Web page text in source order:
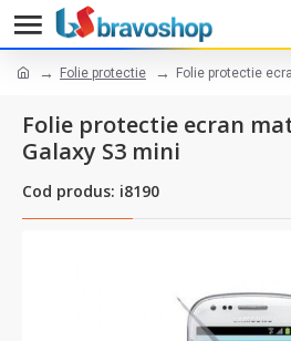
Folie protectie Folie protectie
Folie protectie ecran
Galaxy S3 mini
Cod produs: i8190